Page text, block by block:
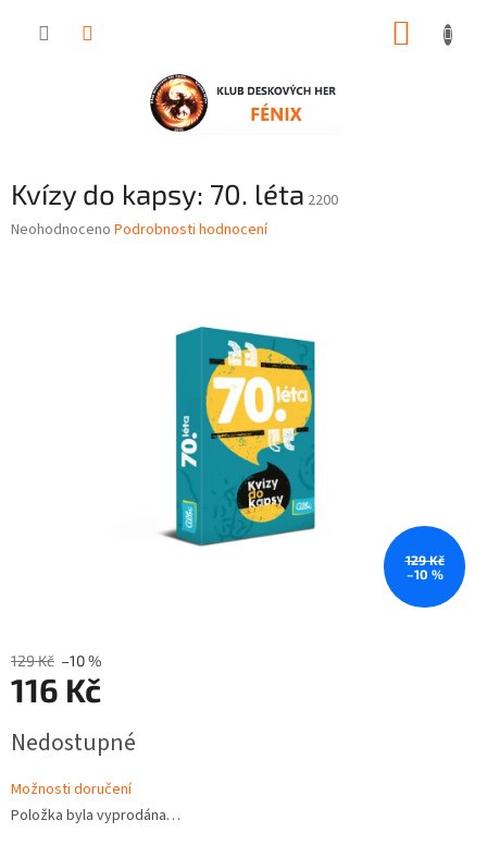
Kvízy do kapsy: 70. léta 2200
Průměrné
Neohodnoceno Podrobnosti hodnocení
129 Kč
–10 %
129 Kč –10 %
116 Kč
cena:
Nedostupné
Možnosti doručení
Položka byla vyprodána…